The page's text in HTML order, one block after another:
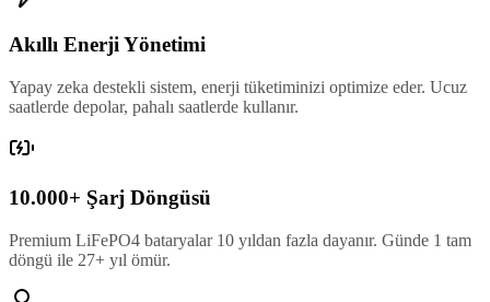
Akıllı Enerji Yönetimi
Yapay zeka destekli sistem, enerji tüketiminizi optimize eder. Ucuz
saatlerde depolar, pahalı saatlerde kullanır.
10.000+ Şarj Döngüsü
Premium LiFePO4 bataryalar 10 yıldan fazla dayanır. Günde 1 tam
döngü ile 27+ yıl ömür.